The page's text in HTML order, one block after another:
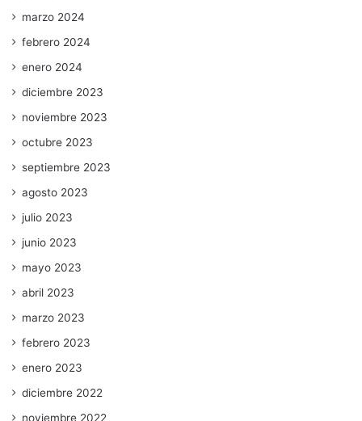
marzo 2024
febrero 2024
enero 2024
diciembre 2023
noviembre 2023
octubre 2023
septiembre 2023
agosto 2023
julio 2023
junio 2023
mayo 2023
abril 2023
marzo 2023
febrero 2023
enero 2023
diciembre 2022
noviembre 2022